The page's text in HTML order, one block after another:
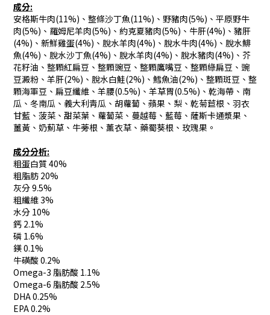
成分:
安格斯牛肉(11%)、整條沙丁魚(11%)、野豬肉(5%)、平原野牛
肉(5%)、羅姆尼羊肉(5%)、約克夏豬肉(5%)、牛肝(4%)、豬肝
(4%)、新鮮雞蛋(4%)、脫水羊肉(4%)、脫水牛肉(4%)、脫水鯡
魚(4%)、脫水沙丁魚(4%)、脫水羊肉(4%)、脫水豬肉(4%)、芥
花籽油、整顆紅扁豆、整顆豌豆、整顆鷹嘴豆、整顆綠扁豆、豌
豆澱粉、羊肝(2%)、脫水白鮭(2%)、鱈魚油(2%)、整顆斑豆、整
顆海軍豆、扁豆纖維、羊腰(0.5%)、羊草胃(0.5%)、乾海帶、南
瓜、冬南瓜、義大利靑瓜、胡蘿蔔、蘋果、梨、乾菊苣根、羽衣
甘藍、菠菜、甜菜葉、蘿蔔菜、蔓越莓、藍莓、薩斯卡通漿果、
薑黃、奶薊草、牛蒡根、薰衣草、藥蜀葵根、玫瑰果。
成分分析:
粗蛋白質 40%
粗脂肪 20%
灰分 9.5%
粗纖維 3%
水分 10%
鈣 2.1%
磷 1.6%
鎂 0.1%
牛磺酸 0.2%
Omega-3 脂肪酸 1.1%
Omega-6 脂肪酸 2.5%
DHA 0.25%
EPA 0.2%